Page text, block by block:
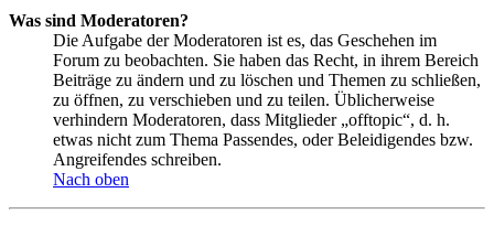
Was sind Moderatoren?
Die Aufgabe der Moderatoren ist es, das Geschehen im
Forum zu beobachten. Sie haben das Recht, in ihrem Bereich
Beiträge zu ändern und zu löschen und Themen zu schließen,
zu öffnen, zu verschieben und zu teilen. Üblicherweise
verhindern Moderatoren, dass Mitglieder „offtopic“, d. h.
etwas nicht zum Thema Passendes, oder Beleidigendes bzw.
Angreifendes schreiben.
Nach oben